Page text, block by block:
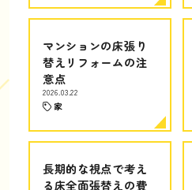
マンションの床張り
替えリフォームの注
意点
2026.03.22
家
長期的な視点で考え
る床全面張替えの費